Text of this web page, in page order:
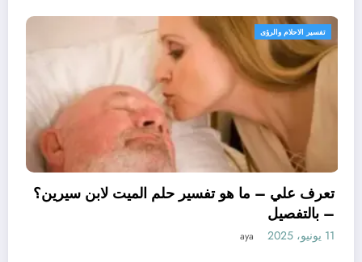
تفسير الاحلام والرؤى
تعرف علي – ما هو تفسير حلم
لتفسير حلم